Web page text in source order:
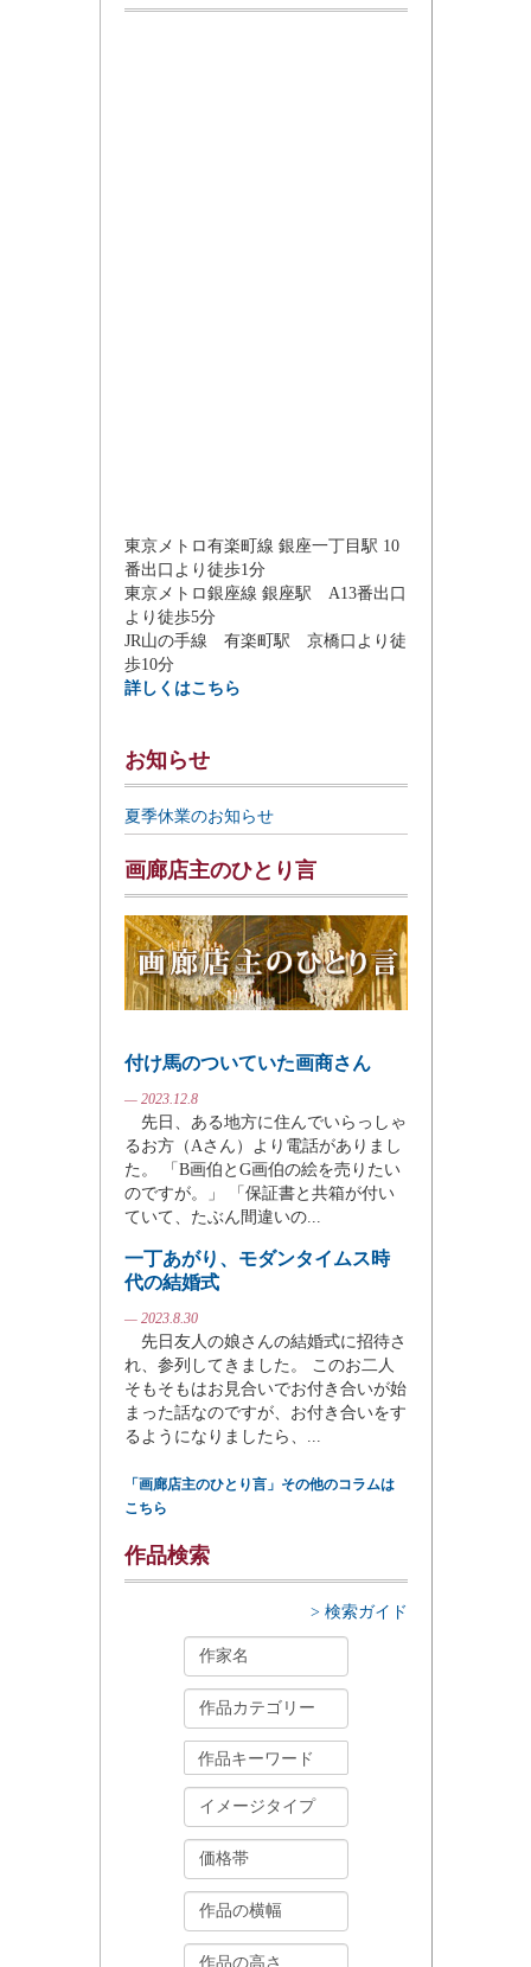
東京メトロ有楽町線 銀座一丁目駅 10
番出口より徒歩1分
東京メトロ銀座線 銀座駅 A13番出口
より徒歩5分
JR山の手線 有楽町駅 京橋口より徒
歩10分
詳しくはこちら
お知らせ
夏季休業のお知らせ
画廊店主のひとり言
付け馬のついていた画商さん
— 2023.12.8
先日、ある地方に住んでいらっしゃ
るお方（Aさん）より電話がありまし
た。 「B画伯とG画伯の絵を売りたい
のですが。」 「保証書と共箱が付い
ていて、たぶん間違いの...
一丁あがり、モダンタイムス時
代の結婚式
— 2023.8.30
先日友人の娘さんの結婚式に招待さ
れ、参列してきました。 このお二人
そもそもはお見合いでお付き合いが始
まった話なのですが、お付き合いをす
るようになりましたら、...
「画廊店主のひとり言」その他のコラムは
こちら
作品検索
> 検索ガイド